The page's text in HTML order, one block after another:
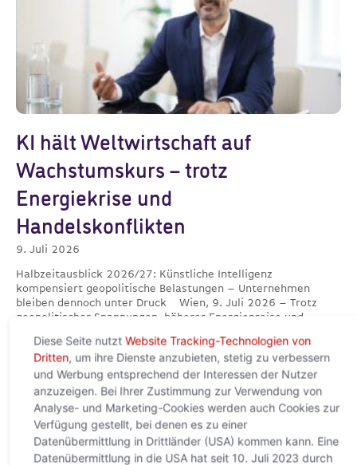
KI hält Weltwirtschaft auf
Wachstumskurs – trotz
Energiekrise und
Handelskonflikten
9. Juli 2026
Halbzeitausblick 2026/27: Künstliche Intelligenz
kompensiert geopolitische Belastungen – Unternehmen
bleiben dennoch unter Druck Wien, 9. Juli 2026 – Trotz
geopolitischer Spannungen, höherer Energiepreise und
Weiterlesen »
Diese Seite nutzt Website Tracking-Technologien von
Dritten, um ihre Dienste anzubieten, stetig zu verbessern
und Werbung entsprechend der Interessen der Nutzer
anzuzeigen. Bei Ihrer Zustimmung zur Verwendung von
Analyse- und Marketing-Cookies werden auch Cookies zur
Verfügung gestellt, bei denen es zu einer
Datenübermittlung in Drittländer (USA) kommen kann. Eine
Datenübermittlung in die USA hat seit 10. Juli 2023 durch